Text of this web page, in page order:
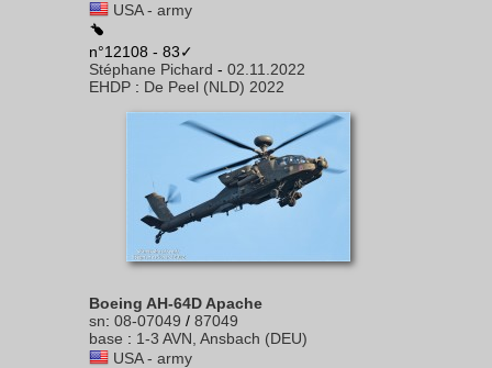
USA - army
n°12108 - 83✓
Stéphane Pichard - 02.11.2022
EHDP : De Peel (NLD) 2022
Boeing AH-64D Apache
sn: 08-07049 / 87049
base : 1-3 AVN, Ansbach (DEU)
USA - army